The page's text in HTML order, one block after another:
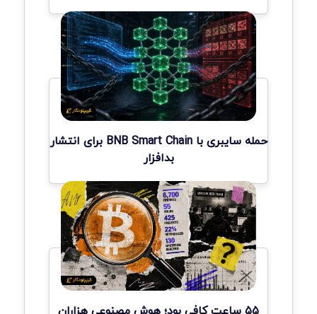
حمله سایبری با BNB Smart Chain برای انتشار
بدافزار